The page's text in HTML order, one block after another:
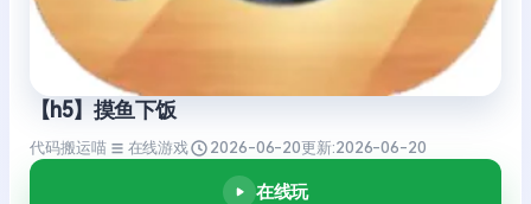
【h5】摸鱼下饭
代码搬运喵 在线游戏 2026-06-20更新:2026-06-20
在线玩